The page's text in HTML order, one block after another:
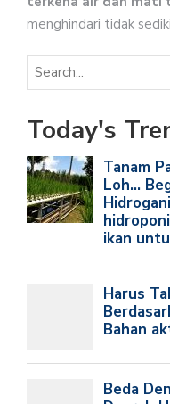
menghindari tidak
Today's